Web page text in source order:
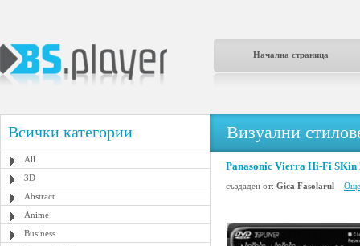
Начална страница
Всички категории
All
3D
Abstract
Anime
Business
Визуални
Panasonic Vierra Hi-Fi SKin
създаден от: Gica Fasolarul Още